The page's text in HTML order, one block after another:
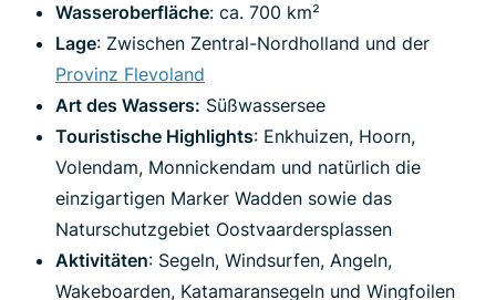
Wasseroberfläche: ca. 700 km²
Lage: Zwischen Zentral-Nordholland und der
Provinz Flevoland
Art des Wassers: Süßwassersee
Touristische Highlights: Enkhuizen, Hoorn,
Volendam, Monnickendam und natürlich die
einzigartigen Marker Wadden sowie das
Naturschutzgebiet Oostvaardersplassen
Aktivitäten: Segeln, Windsurfen, Angeln,
Wakeboarden, Katamaransegeln und Wingfoilen